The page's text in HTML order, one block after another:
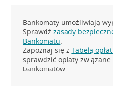
Bankomaty umożliwiają
Sprawdźzasady
Bankomatu.
Zapoznaj się zTabelą
sprawdzić opłaty
bankomatów.